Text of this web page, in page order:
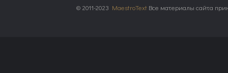
© 2011-2023 MaestroTextВсе материалы сайта